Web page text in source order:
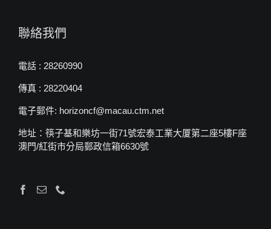
聯絡我們
電話 : 28260990
傳真 : 28220404
電子郵件: horizoncf@macau.ctm.net
地址：筷子基和樂坊一街71號宏泰工業大厦第二座5樓F座
澳門/紅街市分局郵政信箱6630號